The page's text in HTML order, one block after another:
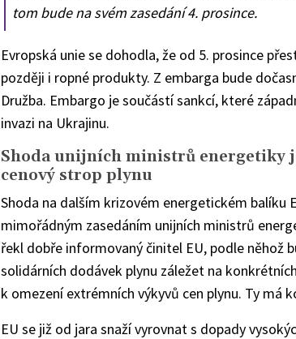
tom bude na svém zasedání 4. prosince.
Evropská unie se dohodla, že od 5. prosince
později i ropné produkty. Z embarga bude
Družba. Embargo je součástí sankcí, které
invazi na Ukrajinu.
Shoda unijních ministrů energetiky
cenový strop plynu
Shoda na dalším krizovém energetickém balíku
mimořádným zasedáním unijních ministrů
řekl dobře informovaný činitel EU, podle něhož
solidárních dodávek plynu záležet na
k omezení extrémních výkyvů cen plynu. Ty má
EU se již od jara snaží vyrovnat s dopady